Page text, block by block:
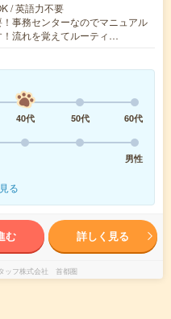
/ 英語力不要
事務センターなのでマニュアル
！流れを覚えてルーティ…
40代 50代
60代
男性
る
む 詳しく見る
ッフ株式会社 首都圏